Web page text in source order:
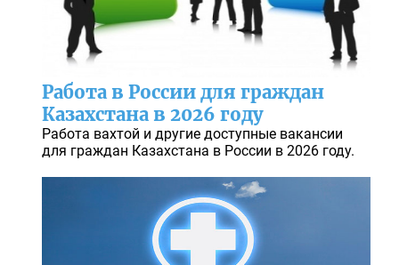
Работа в России для граждан
Казахстана в 2026 году
Работа вахтой и другие доступные вакансии
для граждан Казахстана в России в 2026 году.